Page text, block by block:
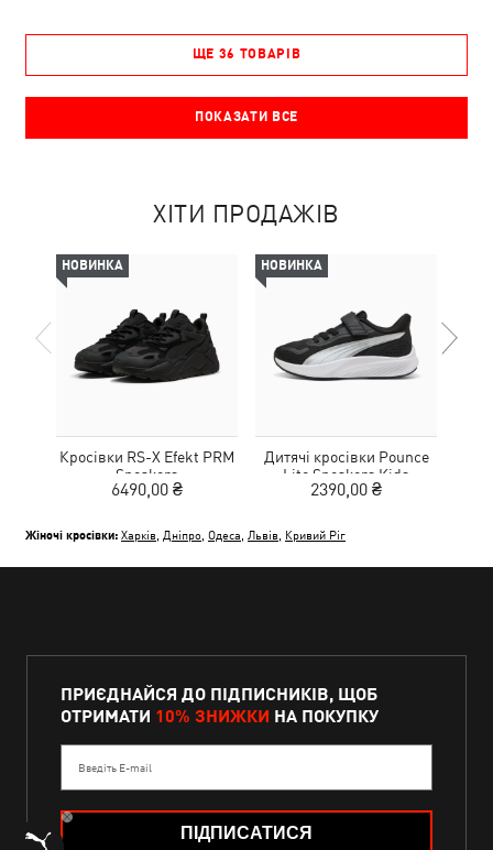
ЩЕ 36 ТОВАРІВ
ПОКАЗАТИ ВСЕ
ХІТИ ПРОДАЖІВ
НОВИНКА
Кросівки RS-X Efekt PRM
Sneakers
6490,00 ₴
НОВИНКА
Дитячі кросівки Pounce
Lite Sneakers Kids
2390,00 ₴
Жіночі кросівки: Харків Дніпро Одеса Львів Кривий Ріг
ПРИЄДНАЙСЯ ДО ПІДПИСНИКІВ, ЩОБ
ОТРИМАТИ 10% ЗНИЖКИ НА ПОКУПКУ
Введіть E-mail
ПІДПИСАТИСЯ